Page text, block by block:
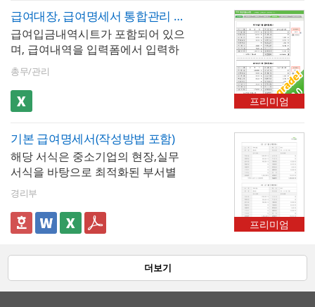
급여대장, 급여명세서 통합관리 서식
급여입금내역시트가 포함되어 있으
며, 급여내역을 입력폼에서 입력하
면 급여대장과 급여명세서를 출력
할 수 있으며 월별로 급여 내역을 누
적하여 1년의 급여현황을 확인 및
관리할 수 있는 자동화 서식입니다.
총무/관리
프리미엄
기본 급여명세서(작성방법 포함)
해당 서식은 중소기업의 현장,실무
서식을 바탕으로 최적화된 부서별
표준서식입니다. 샘플내용, 작성방
법, 관련규정 등 문서 하나에 모든
내용이 포함되어 있어 신입사원부
터 사장님까지 누구나 쉽고 편리하
의 로고삽입이 가능하며 통일화된
양식으로 문서체계를 확립할 수 있
습니다. 문서의 성격과 용도에 맞게
경리부
프리미엄
더보기